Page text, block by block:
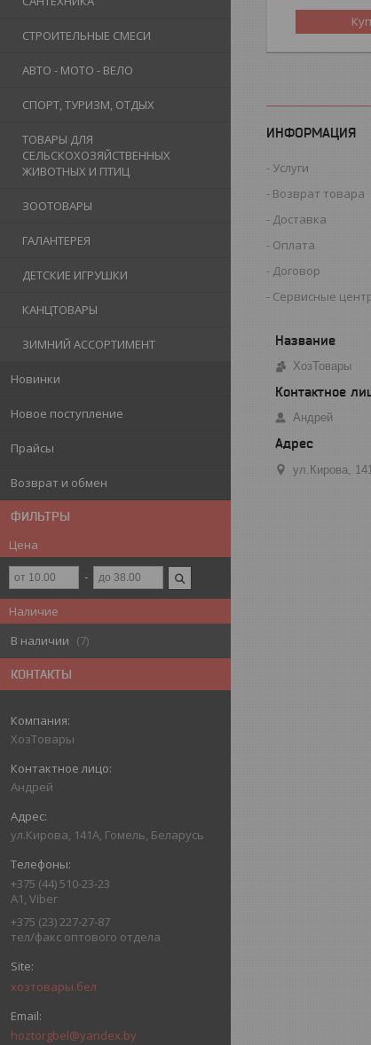
СТРОИТЕЛЬНЫЕ СМЕСИ
АВТО - МОТО - ВЕЛО
СПОРТ, ТУРИЗМ, ОТДЫХ
ТОВАРЫ ДЛЯ
СЕЛЬСКОХОЗЯЙСТВЕННЫХ
ЖИВОТНЫХ И ПТИЦ
ЗООТОВАРЫ
ГАЛАНТЕРЕЯ
ДЕТСКИЕ ИГРУШКИ
КАНЦТОВАРЫ
ЗИМНИЙ АССОРТИМЕНТ
Новинки
Новое поступление
Прайсы
Возврат и обмен
ФИЛЬТРЫ
Цена
Наличие
В наличии
7
КОНТАКТЫ
ХозТовары
Андрей
ул.Кирова, 141А, Гомель, Беларусь
+375 (44) 510-23-23
А1, Viber
+375 (23) 227-27-87
тел/факс оптового отдела
хозтовары.бел
hoztorgbel@yandex.by
ИНФОРМАЦИЯ
Услуги
Возврат товара
Доставка
Оплата
Договор
Сервисные
ХозТовары
Андрей
ул.Кирова,